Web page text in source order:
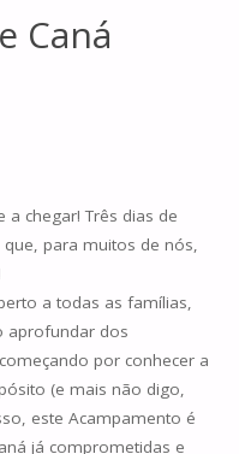
Caná
a chegar! Três dias de
para muitos de nós,
a todas as famílias,
aprofundar dos
por conhecer a
(e mais não digo,
este Acampamento é
já comprometidas e